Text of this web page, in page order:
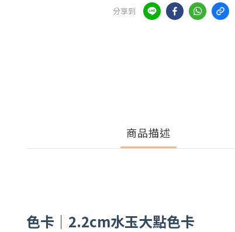
分享到
商品描述
色卡｜2.2cm水玉大點色卡